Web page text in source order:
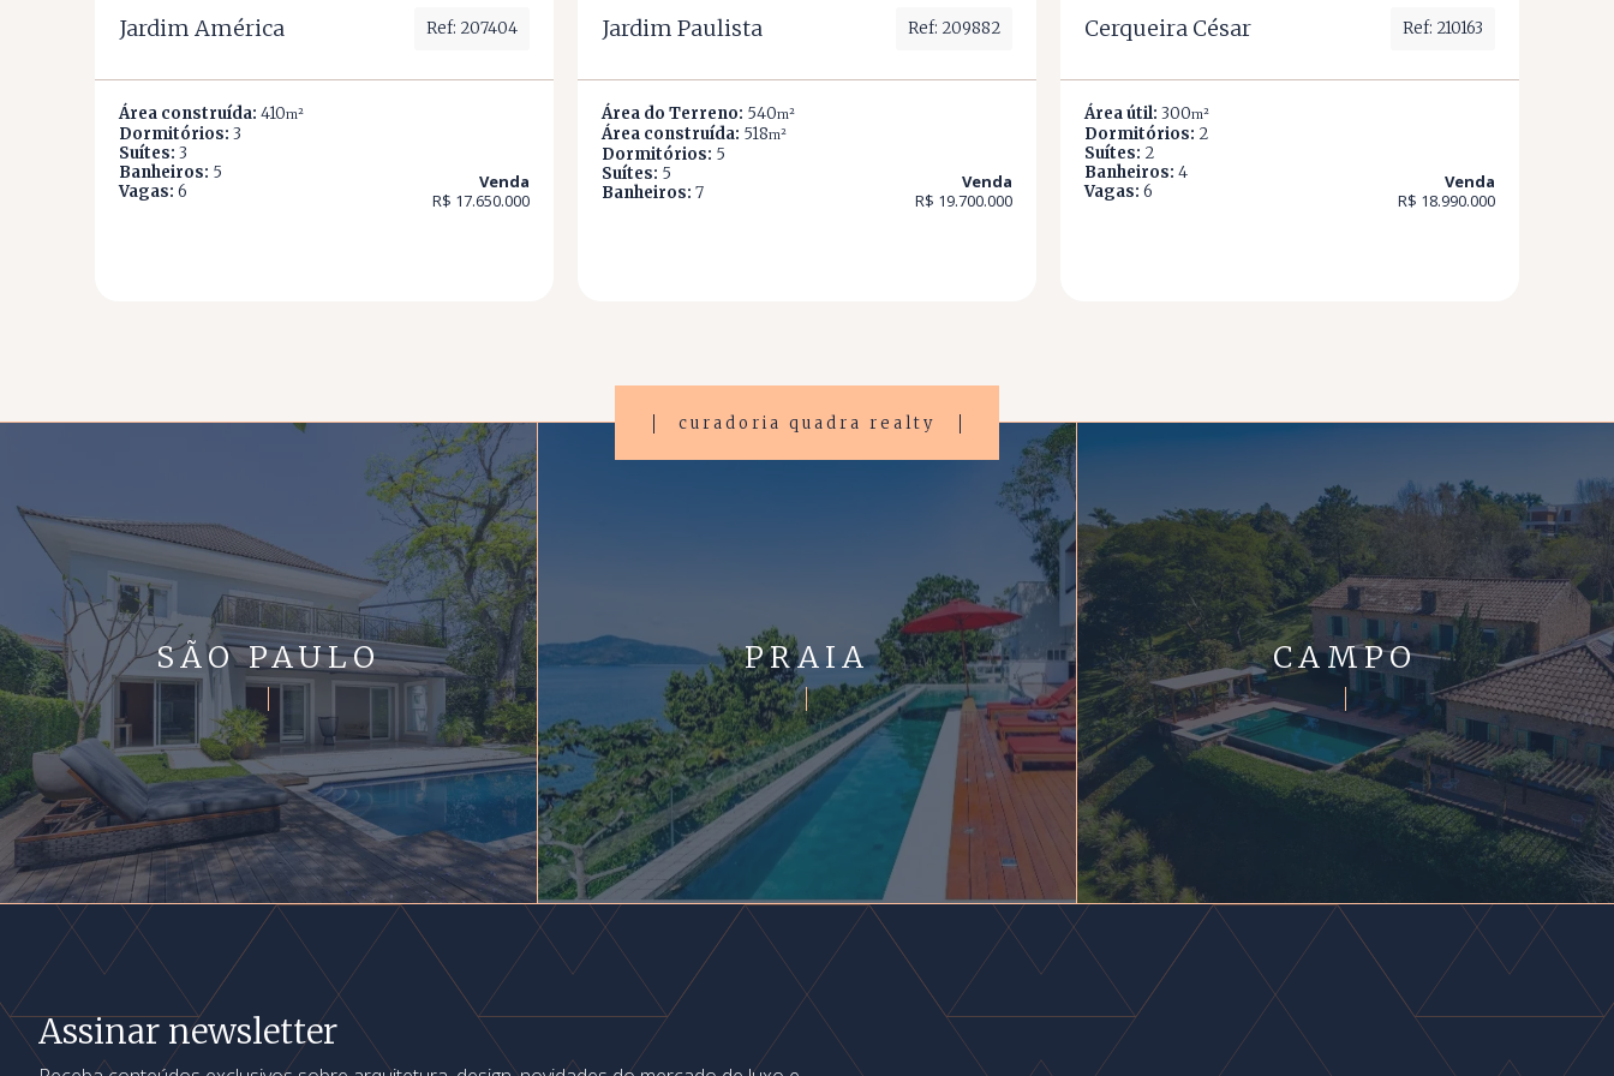
Jardim América Ref: 207404
Área construída: 410m²
Dormitórios: 3
Suítes: 3
Banheiros: 5
Vagas: 6
Venda
R$ 17.650.000
Jardim Paulista Ref: 209882
Área do Terreno: 540m²
Área construída: 518m²
Dormitórios: 5
Suítes: 5
Banheiros: 7
Venda
R$ 19.700.000
Cerqueira César Ref: 210163
Área útil: 300m²
Dormitórios: 2
Suítes: 2
Banheiros: 4
Vagas: 6
Venda
R$ 18.990.000
curadoria quadra realty
SÃO PAULO PRAIA CAMPO
Assinar newsletter